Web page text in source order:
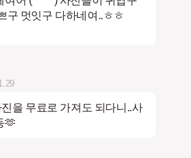
구 멋잇구 다하네여..ㅎㅎ
진을 무료로 가져도 되다니..사
🫶